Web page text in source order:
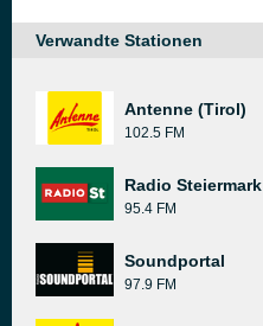
Verwandte Stationen
Antenne (Tirol)
102.5 FM
Radio Steiermark
95.4 FM
Soundportal
97.9 FM